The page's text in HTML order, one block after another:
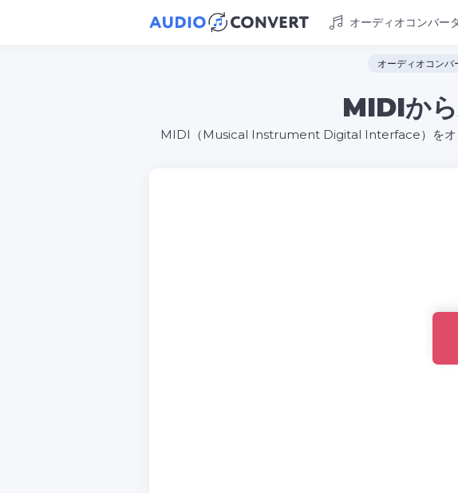
オーディオコンバー
オーディオコンバ
MIDIか
MIDI（Musical Instrument Digital Interface）をオ